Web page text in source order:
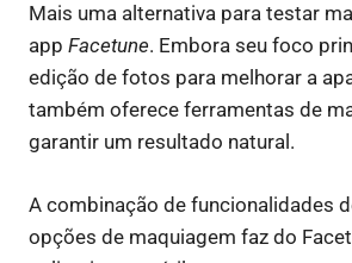
Mais uma alternativa para testar
app Facetune. Embora seu foco
edição de fotos para melhorar a
também oferece ferramentas de
garantir um resultado natural.
A combinação de funcionalidades
opções de maquiagem faz do